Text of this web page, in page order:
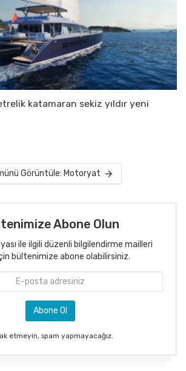
katamaran sekiz yıldır yeni
Görüntüle: Motoryat
Abone Olun
ile ilgili düzenli bilgilendirme mailleri
bültenimize abone olabilirsiniz.
etmeyin, spam yapmayacağız.